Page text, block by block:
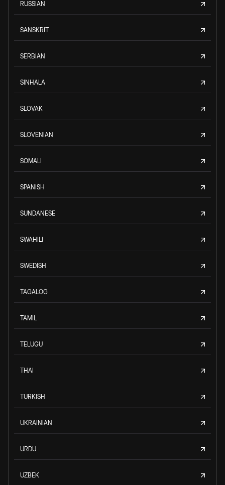
RUSSIAN
SANSKRIT
SERBIAN
SINHALA
SLOVAK
SLOVENIAN
SOMALI
SPANISH
SUNDANESE
SWAHILI
SWEDISH
TAGALOG
TAMIL
TELUGU
THAI
TURKISH
UKRAINIAN
URDU
UZBEK